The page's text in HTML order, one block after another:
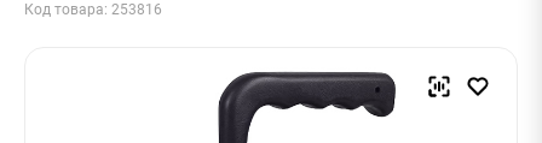
Код товара: 253816